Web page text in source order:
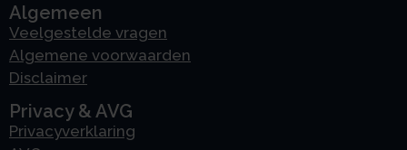
Algemeen
Veelgestelde vragen
Algemene voorwaarden
Disclaimer
Privacy & AVG
Privacyverklaring